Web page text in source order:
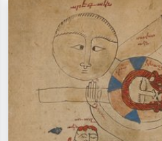
Suchen Sie nach Künstlern, Werktiteln
oder Stilen – z.B. Monet,
Sternennacht, Impressionismus, Welle
Hokusai, Akt.